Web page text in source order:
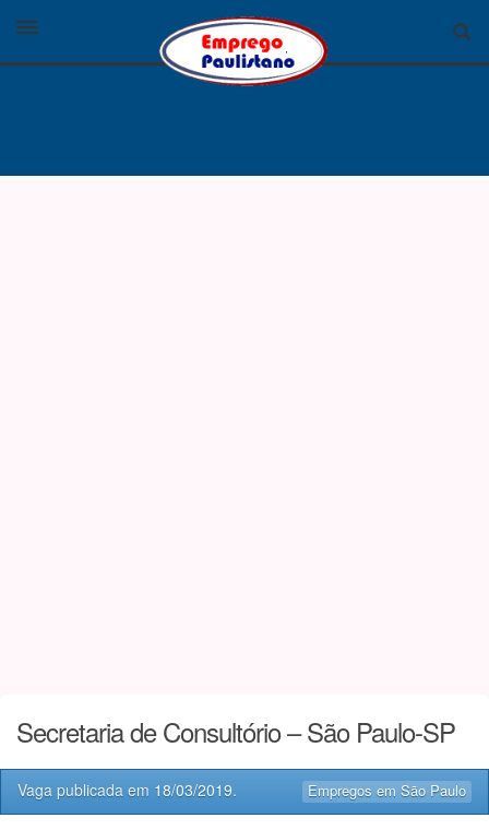
Secretaria de Consultório – São Paulo-SP
Empregos em São Paulo
Vaga publicada em 18/03/2019.